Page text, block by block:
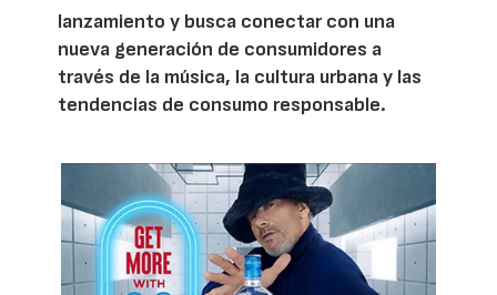
lanzamiento y busca conectar con una
nueva generación de consumidores a
través de la música, la cultura urbana y las
tendencias de consumo responsable.